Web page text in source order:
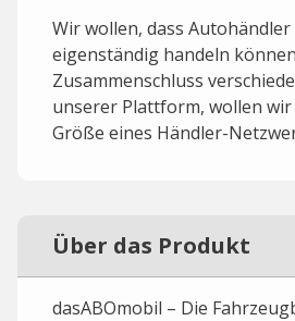
Wir wollen, dass
eigenständig handeln
Zusammenschluss
unserer Plattform, wollen
Größe eines Händler-
Über das Produkt
dasABOmobil – Die